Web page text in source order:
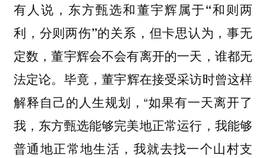
有人说，东方甄选和董宇辉属于“和则两
利，分则两伤”的关系，但卡思认为，事无
定数，董宇辉会不会有离开的一天，谁都无
法定论。 毕竟，董宇辉在接受采访时曾这样
解释自己的人生规划，“如果有一天离开了
我，东方甄选能够完美地正常运行，我能够
普通地正常地生活，我就去找一个山村支